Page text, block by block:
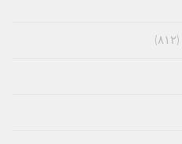
(۸۱۲)